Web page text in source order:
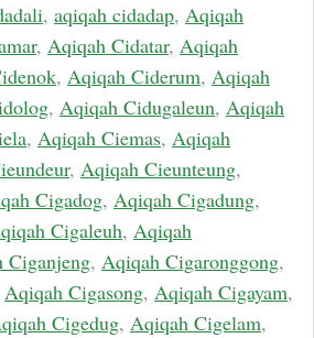
, aqiqah cidadap, Aqiqah
, Aqiqah Cidatar, Aqiqah
, Aqiqah Ciderum, Aqiqah
, Aqiqah Cidugaleun, Aqiqah
, Aqiqah Ciemas, Aqiqah
, Aqiqah Cieunteung,
Cigadog, Aqiqah Cigadung,
Cigaleuh, Aqiqah
Ciganjeng, Aqiqah Cigaronggong,
Aqiqah Cigasong, Aqiqah Cigayam,
Cigedug, Aqiqah Cigelam,